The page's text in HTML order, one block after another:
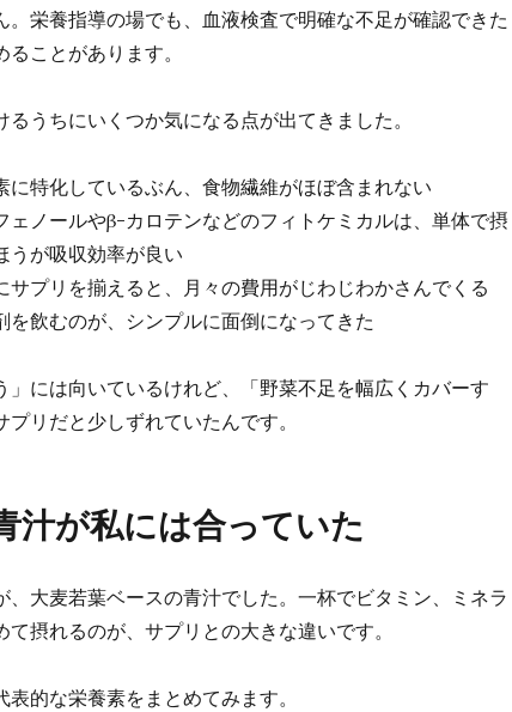
。栄養指導の場でも、血液検査で明確な不足が確認できた
ことがあります。
うちにいくつか気になる点が出てきました。
に特化しているぶん、食物繊維がほぼ含まれない
ェノールやβ-カロテンなどのフィトケミカルは、単体で摂
うが吸収効率が良い
サプリを揃えると、月々の費用がじわじわかさんでくる
を飲むのが、シンプルに面倒になってきた
」には向いているけれど、「野菜不足を幅広くカバーす
リだと少しずれていたんです。
汁が私には合っていた
、大麦若葉ベースの青汁でした。一杯でビタミン、ミネラ
摂れるのが、サプリとの大きな違いです。
的な栄養素をまとめてみます。